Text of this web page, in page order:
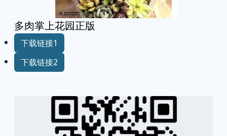
多肉掌上花园正版
下载链接1
下载链接2